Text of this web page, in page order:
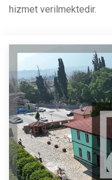
hizmet verilmektedir.